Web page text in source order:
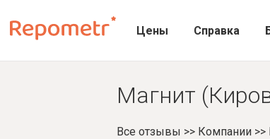
Цены Справка
Магнит
Все отзывы >> Компании>>